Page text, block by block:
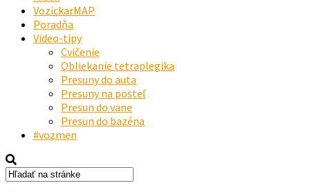
VozickarMAP
Poradňa
Video-tipy
Cvičenie
Obliekanie tetraplegika
Presuny do auta
Presuny na posteľ
Presun do vane
Presun do bazéna
#vozmen